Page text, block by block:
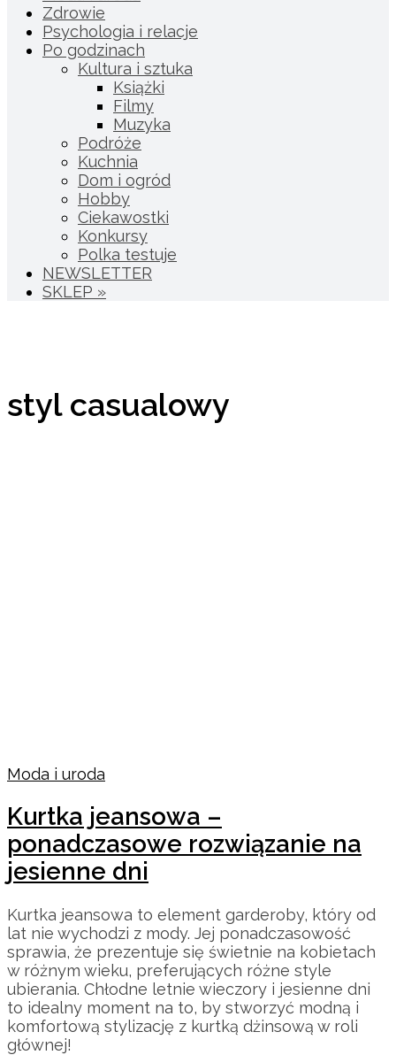
Zdrowie
Psychologia i relacje
Po godzinach
Kultura i sztuka
Książki
Filmy
Muzyka
Podróże
Kuchnia
Dom i ogród
Hobby
Ciekawostki
Konkursy
Polka testuje
NEWSLETTER
SKLEP »
styl casualowy
Moda i uroda
Kurtka jeansowa –
ponadczasowe rozwiązanie na
jesienne dni
Kurtka jeansowa to element garderoby, który od
lat nie wychodzi z mody. Jej ponadczasowość
sprawia, że prezentuje się świetnie na kobietach
w różnym wieku, preferujących różne style
ubierania. Chłodne letnie wieczory i jesienne dni
to idealny moment na to, by stworzyć modną i
komfortową stylizację z kurtką dżinsową w roli
głównej!